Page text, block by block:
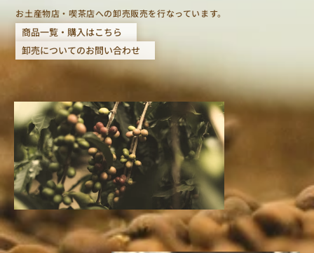
お土産物店・喫茶店への卸売販売を行なっています。
商品一覧・購入はこちら
卸売についてのお問い合わせ